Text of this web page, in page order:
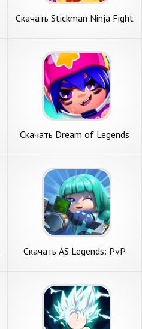
Скачать Stickman Ninja Fight
Скачать Dream of Legends
Скачать AS Legends: PvP
Андроид